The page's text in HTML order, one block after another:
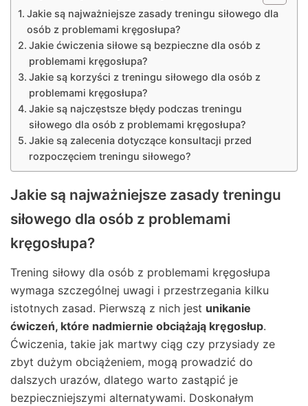
Jakie są najważniejsze zasady treningu siłowego dla
osób z problemami kręgosłupa?
Jakie ćwiczenia siłowe są bezpieczne dla osób z
problemami kręgosłupa?
Jakie są korzyści z treningu siłowego dla osób z
problemami kręgosłupa?
Jakie są najczęstsze błędy podczas treningu
siłowego dla osób z problemami kręgosłupa?
Jakie są zalecenia dotyczące konsultacji przed
rozpoczęciem treningu siłowego?
Jakie są najważniejsze zasady treningu
siłowego dla osób z problemami
kręgosłupa?
Trening siłowy dla osób z problemami kręgosłupa
wymaga szczególnej uwagi i przestrzegania kilku
istotnych zasad. Pierwszą z nich jest unikanie
ćwiczeń, które nadmiernie obciążają kręgosłup.
Ćwiczenia, takie jak martwy ciąg czy przysiady ze
zbyt dużym obciążeniem, mogą prowadzić do
dalszych urazów, dlatego warto zastąpić je
bezpieczniejszymi alternatywami. Doskonałym